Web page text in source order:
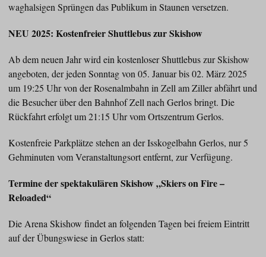
waghalsigen Sprüngen das Publikum in Staunen versetzen.
NEU 2025: Kostenfreier Shuttlebus zur Skishow
Ab dem neuen Jahr wird ein kostenloser Shuttlebus zur Skishow
angeboten, der jeden Sonntag von 05. Januar bis 02. März 2025
um 19:25 Uhr von der Rosenalmbahn in Zell am Ziller abfährt und
die Besucher über den Bahnhof Zell nach Gerlos bringt. Die
Rückfahrt erfolgt um 21:15 Uhr vom Ortszentrum Gerlos.
Kostenfreie Parkplätze stehen an der Isskogelbahn Gerlos, nur 5
Gehminuten vom Veranstaltungsort entfernt, zur Verfügung.
Termine der spektakulären Skishow „Skiers on Fire –
Reloaded“
Die Arena Skishow findet an folgenden Tagen bei freiem Eintritt
auf der Übungswiese in Gerlos statt: